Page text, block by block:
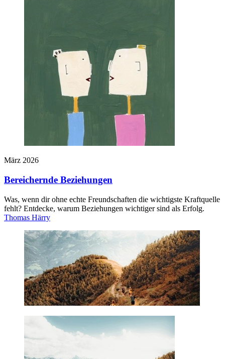
März 2026
Bereichernde­ ­Beziehungen
Was, wenn dir ohne echte Freundschaften die wichtigste Kraftquelle
fehlt? Entdecke, warum Beziehungen wichtiger sind als Erfolg.
Thomas Härry